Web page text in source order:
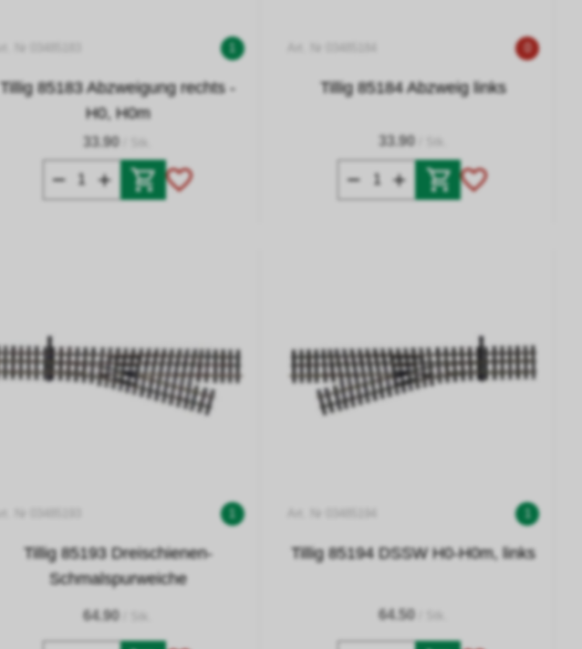
1
Tillig 85183 Abzweigung rechts -
H0, H0m
33.90
Tillig 85184 Abzweig links
33.90
Tillig 85193 Dreischienen-
Schmalspurweiche
64.90
Tillig 85194 DSSW H0-H0m, links
64.50